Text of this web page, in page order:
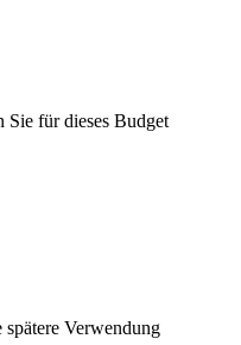
Sie für dieses Budget
Verwendung